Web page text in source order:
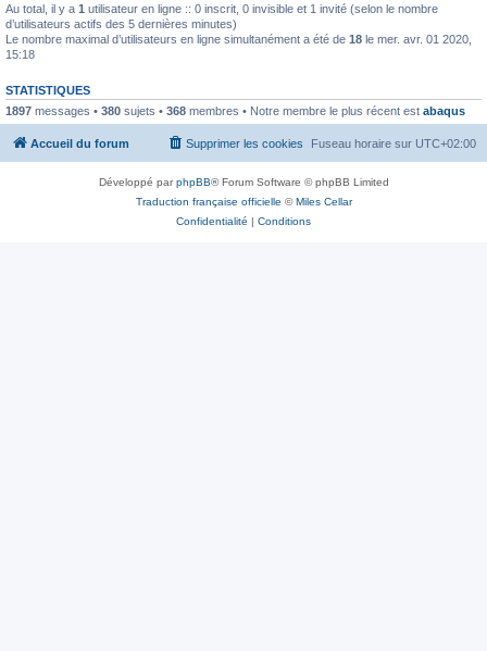
Au total, il y a 1 utilisateur en ligne :: 0 inscrit, 0 invisible et 1 invité (selon le nombre
d’utilisateurs actifs des 5 dernières minutes)
Le nombre maximal d’utilisateurs en ligne simultanément a été de 18 le mer. avr. 01 2020,
15:18
STATISTIQUES
1897 messages • 380 sujets • 368 membres • Notre membre le plus récent est abaqus
Accueil du forum Fuseau horaire sur UTC+02:00
Supprimer les cookies
Développé parphpBB® Forum Software © phpBB Limited
Traduction française officielle ©Miles Cellar
Confidentialité | Conditions